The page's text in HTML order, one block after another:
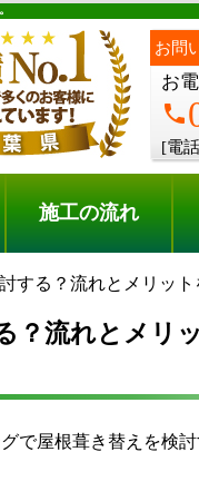
お問
お
phone
[電
ラン 無料点検
施工の流れ
する？流れとメリッ
？流れとメリ
で屋根葺き替えを検